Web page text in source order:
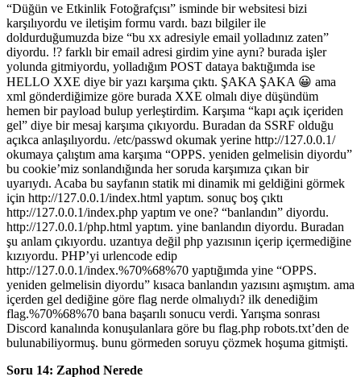
“Düğün ve Etkinlik Fotoğrafçısı” isminde bir websitesi bizi
karşılıyordu ve iletişim formu vardı. bazı bilgiler ile
doldurduğumuzda bize “bu xx adresiyle email yolladınız zaten”
diyordu. !? farklı bir email adresi girdim yine aynı? burada işler
yolunda gitmiyordu, yolladığım POST dataya baktığımda ise
HELLO XXE diye bir yazı karşıma çıktı. ŞAKA ŞAKA 😀 ama
xml gönderdiğimize göre burada XXE olmalı diye düşündüm
hemen bir payload bulup yerleştirdim. Karşıma “kapı açık içeriden
gel” diye bir mesaj karşıma çıkıyordu. Buradan da SSRF olduğu
açıkca anlaşılıyordu. /etc/passwd okumak yerine http://127.0.0.1/
okumaya çalıştım ama karşıma “OPPS. yeniden gelmelisin diyordu”
bu cookie’miz sonlandığında her soruda karşımıza çıkan bir
uyarıydı. Acaba bu sayfanın statik mi dinamik mi geldiğini görmek
için http://127.0.0.1/index.html yaptım. sonuç boş çıktı
http://127.0.0.1/index.php yaptım ve one? “banlandın” diyordu.
http://127.0.0.1/php.html yaptım. yine banlandın diyordu. Buradan
şu anlam çıkıyordu. uzantıya değil php yazısının içerip içermediğine
kızıyordu. PHP’yi urlencode edip
http://127.0.0.1/index.%70%68%70 yaptığımda yine “OPPS.
yeniden gelmelisin diyordu” kısaca banlandın yazısını aşmıştım. ama
içerden gel dediğine göre flag nerde olmalıydı? ilk denediğim
flag.%70%68%70 bana başarılı sonucu verdi. Yarışma sonrası
Discord kanalında konuşulanlara göre bu flag.php robots.txt’den de
bulunabiliyormuş. bunu görmeden soruyu çözmek hoşuma gitmişti.
Soru 14: Zaphod Nerede